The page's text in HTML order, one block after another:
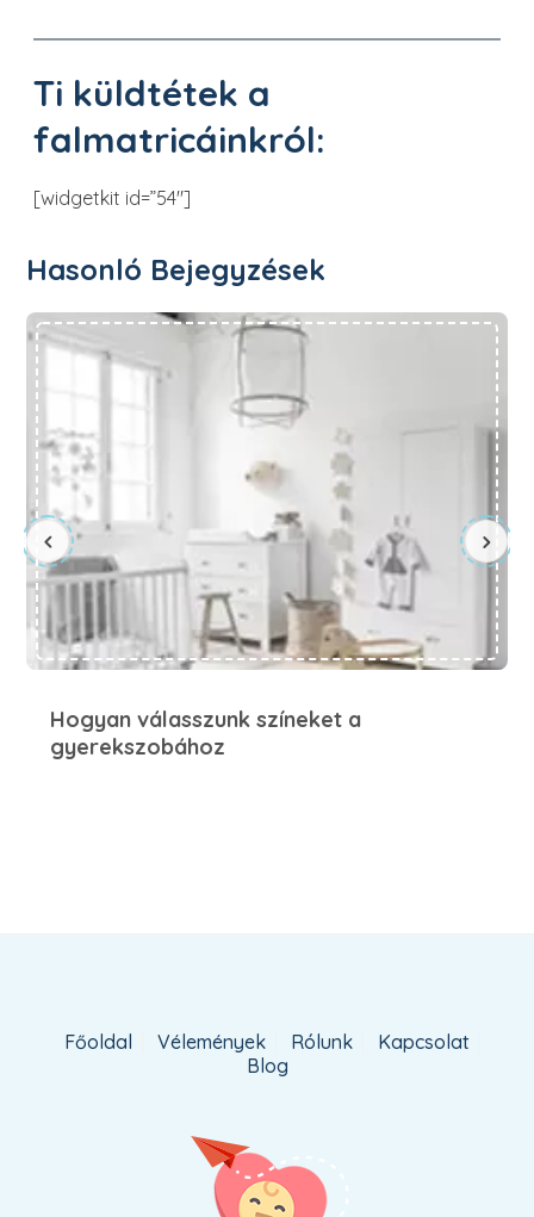
Ti küldtétek a
falmatricáinkról:
[widgetkit id=”54″]
Hasonló Bejegyzések
Hogyan válasszunk színeket a
gyerekszobához
Főoldal Vélemények Rólunk
Kapcsolat
Blog